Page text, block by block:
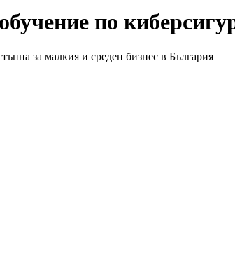
по
за малкия и среден бизнес в България